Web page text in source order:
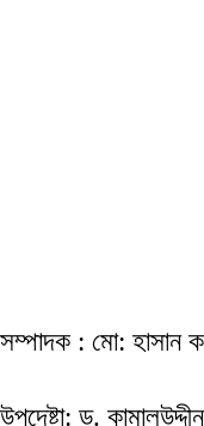
সম্পাদক : মো: হাসান
উপদেষ্টা: ড.